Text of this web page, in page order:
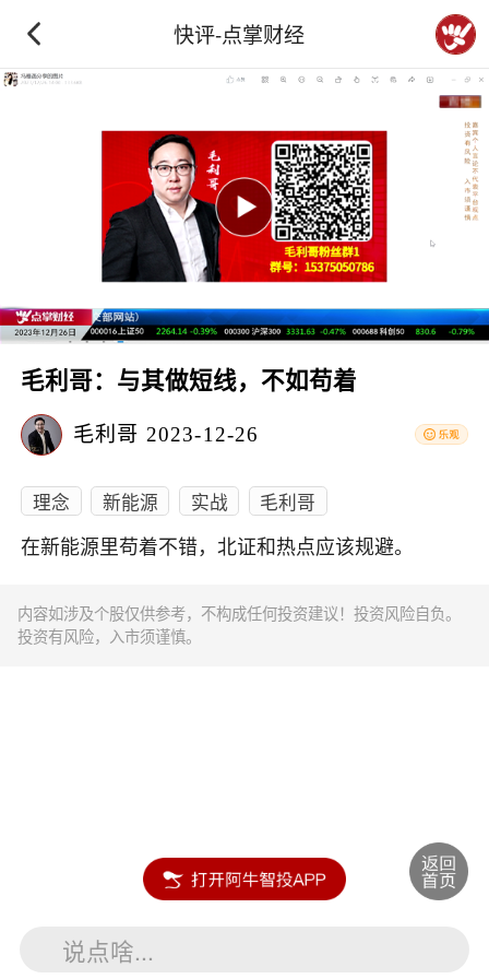
快评-点掌财经
毛利哥：与其做短线，不如苟着
毛利哥 2023-12-26
理念 新能源 实战 毛利哥
在新能源里苟着不错，北证和热点应该规避。
内容如涉及个股仅供参考，不构成任何投资建议！投资风险自负。
投资有风险，入市须谨慎。
说点啥...